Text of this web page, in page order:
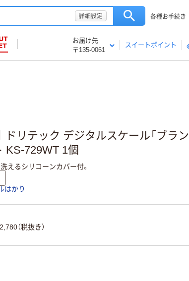
詳細設定 各種お手続き
お届け先
〒135-0061
スイートポイント
ドリテック デジタルスケール「ブラン
KS-729WT 1個
えるシリコーンカバー付。
はかり
（税抜き）